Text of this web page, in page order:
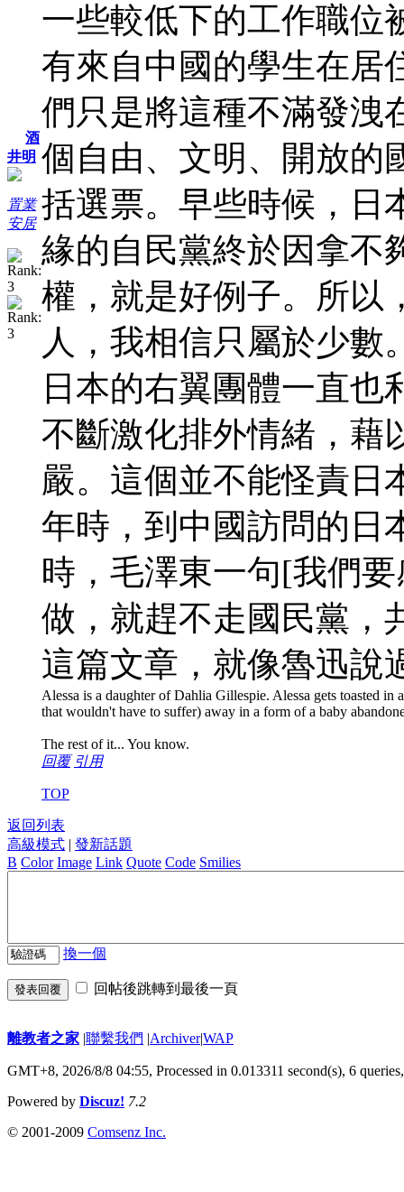
酒
井明
置業
安居
一些較低下的工作職位
有來自中國的學生在居
們只是將這種不滿發洩
個自由、文明、開放的
括選票。早些時候，日
緣的自民黨終於因拿不
權，就是好例子。所以
人，我相信只屬於少數
日本的右翼團體一直也
不斷激化排外情緒，藉
嚴。這個並不能怪責日
年時，到中國訪問的日
時，毛澤東一句[我們
做，就趕不走國民黨，
這篇文章，就像魯迅說
Alessa is a daughter of Dahlia Gillespie. Alessa gets toasted in
that wouldn't have to suffer) away in a form of a baby
The rest of it... You know.
回覆 引用
TOP
返回列表
高級模式 | 發新話題
B Color Image Link Quote Code Smilies
換一個
發表回覆 回帖後跳轉到最後一頁
離教者之家 |聯繫我們 |Archiver|WAP
GMT+8, 2026/8/8 04:55, Processed in 0.013311 second(s), 6
Powered by Discuz! 7.2
© 2001-2009 Comsenz Inc.